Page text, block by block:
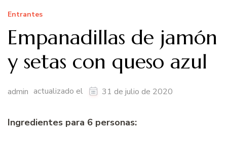
Entrantes
Empanadillas de jamón
y setas con queso azul
admin actualizado el 31 de julio de 2020
Ingredientes para 6 personas: